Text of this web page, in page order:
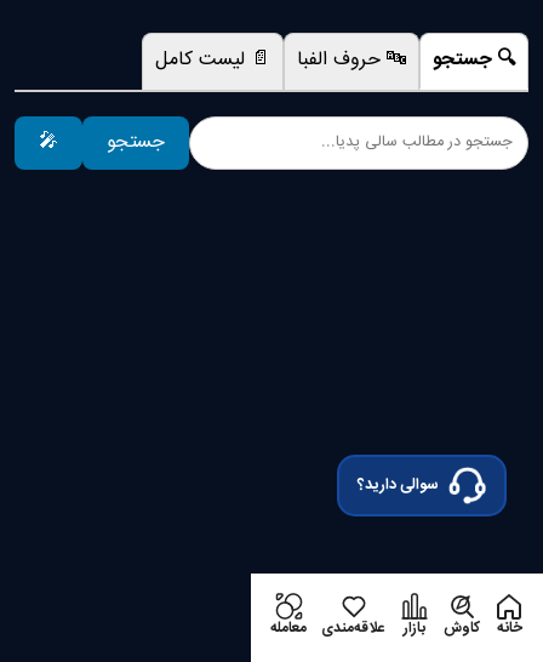
🔍 جستجو 🔤 حروف الفبا 📄 لیست کامل
جستجو 🎤
سوالی دارید؟
خانه کاوش بازار علاقه‌مندی معامله